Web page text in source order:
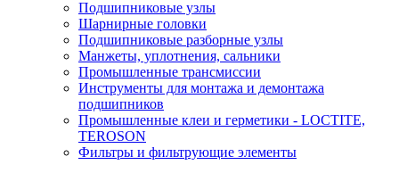
Подшипниковые узлы
Шарнирные головки
Подшипниковые разборные узлы
Манжеты, уплотнения, сальники
Промышленные трансмиссии
Инструменты для монтажа и демонтажа
подшипников
Промышленные клеи и герметики - LOCTITE,
TEROSON
Фильтры и фильтрующие элементы